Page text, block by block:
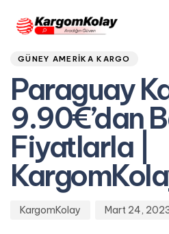
PUBLISHED
IN:
GÜNEY AMERIKA KARGO
Paraguay
9.90€’dan
Fiyatlarla |
Author
KargomKolay
Published
on:
Mart 24,